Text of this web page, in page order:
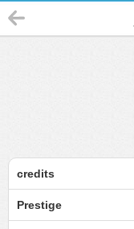
credits
Prestige